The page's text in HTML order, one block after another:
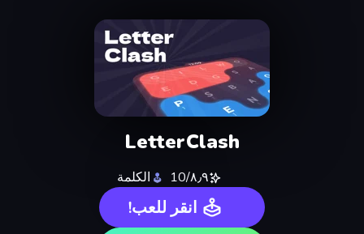
LetterClash
٨٫٩/10 الكلمة
انقر للعب!